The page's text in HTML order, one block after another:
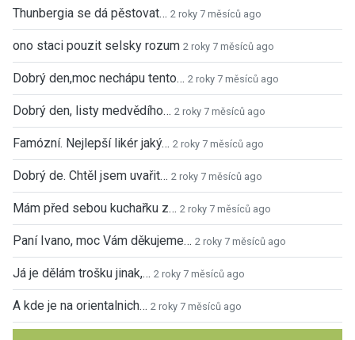
Thunbergia se dá pěstovat… 2 roky 7 měsíců ago
ono staci pouzit selsky rozum 2 roky 7 měsíců ago
Dobrý den,moc nechápu tento… 2 roky 7 měsíců ago
Dobrý den, listy medvědího… 2 roky 7 měsíců ago
Famózní. Nejlepší likér jaký… 2 roky 7 měsíců ago
Dobrý de. Chtěl jsem uvařit… 2 roky 7 měsíců ago
Mám před sebou kuchařku z… 2 roky 7 měsíců ago
Paní Ivano, moc Vám děkujeme… 2 roky 7 měsíců ago
Já je dělám trošku jinak,… 2 roky 7 měsíců ago
A kde je na orientalnich… 2 roky 7 měsíců ago